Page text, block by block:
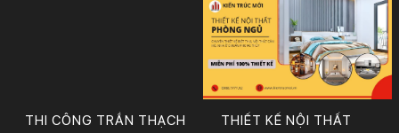
THI CÔNG TRẦN THẠCH
THIẾT KẾ NỘI THẤT